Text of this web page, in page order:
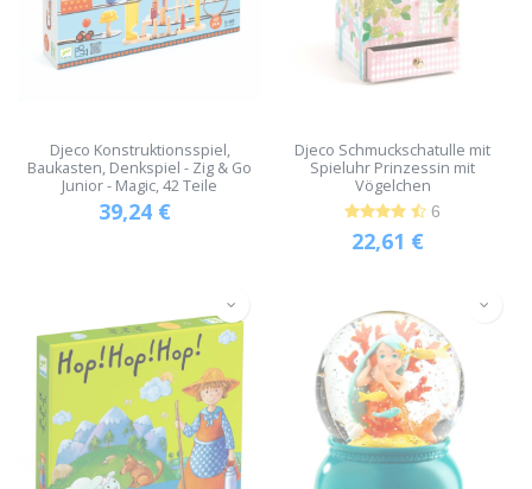
Djeco Konstruktionsspiel,
Baukasten, Denkspiel - Zig & Go
Junior - Magic, 42 Teile
39,24 €
Djeco Schmuckschatulle mit
Spieluhr Prinzessin mit
Vögelchen
6
22,61 €